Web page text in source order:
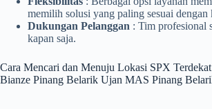
memilih solusi yang paling sesuai dengan
Dukungan Pelanggan : Tim profesional
kapan saja.
Cara Mencari dan Menuju Lokasi SPX
Bianze Pinang Belarik Ujan MAS Pinang